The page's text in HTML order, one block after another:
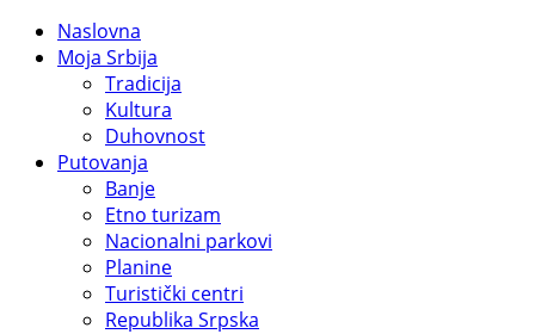
Naslovna
Moja Srbija
Tradicija
Kultura
Duhovnost
Putovanja
Banje
Etno turizam
Nacionalni parkovi
Planine
Turistički centri
Republika Srpska